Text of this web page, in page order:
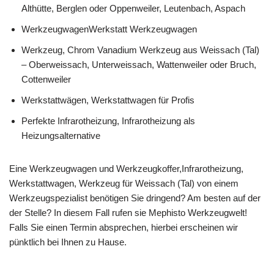
Althütte, Berglen oder Oppenweiler, Leutenbach, Aspach
WerkzeugwagenWerkstatt Werkzeugwagen
Werkzeug, Chrom Vanadium Werkzeug aus Weissach (Tal)
– Oberweissach, Unterweissach, Wattenweiler oder Bruch,
Cottenweiler
Werkstattwägen, Werkstattwagen für Profis
Perfekte Infrarotheizung, Infrarotheizung als
Heizungsalternative
Eine Werkzeugwagen und Werkzeugkoffer,Infrarotheizung,
Werkstattwagen, Werkzeug für Weissach (Tal) von einem
Werkzeugspezialist benötigen Sie dringend? Am besten auf der
der Stelle? In diesem Fall rufen sie Mephisto Werkzeugwelt!
Falls Sie einen Termin absprechen, hierbei erscheinen wir
pünktlich bei Ihnen zu Hause.